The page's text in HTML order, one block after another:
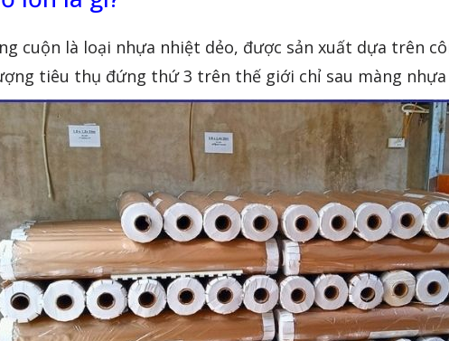
cuộn là loại nhựa nhiệt dẻo, được sản xuất dựa trên
tiêu thụ đứng thứ 3 trên thế giới chỉ sau màng nhựa